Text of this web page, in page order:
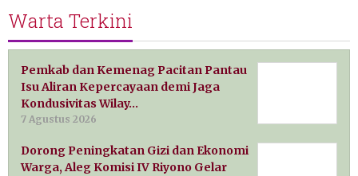
Warta Terkini
Pemkab dan Kemenag Pacitan Pantau
Isu Aliran Kepercayaan demi Jaga
Kondusivitas Wilay…
7 Agustus 2026
Dorong Peningkatan Gizi dan Ekonomi
Warga, Aleg Komisi IV Riyono Gelar